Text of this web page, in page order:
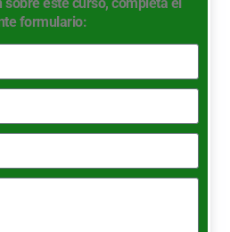
formulario: